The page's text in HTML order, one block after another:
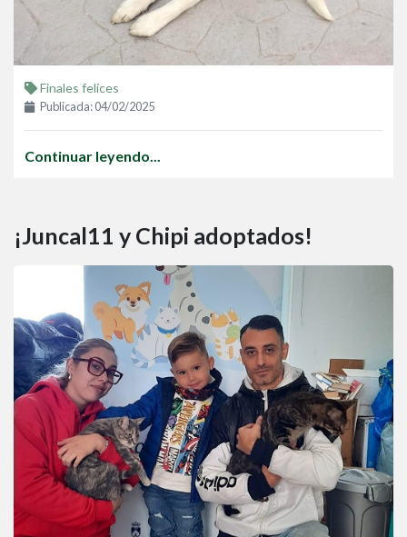
Finales felices
Publicada: 04/02/2025
Continuar leyendo...
¡Juncal11 y Chipi adoptados!